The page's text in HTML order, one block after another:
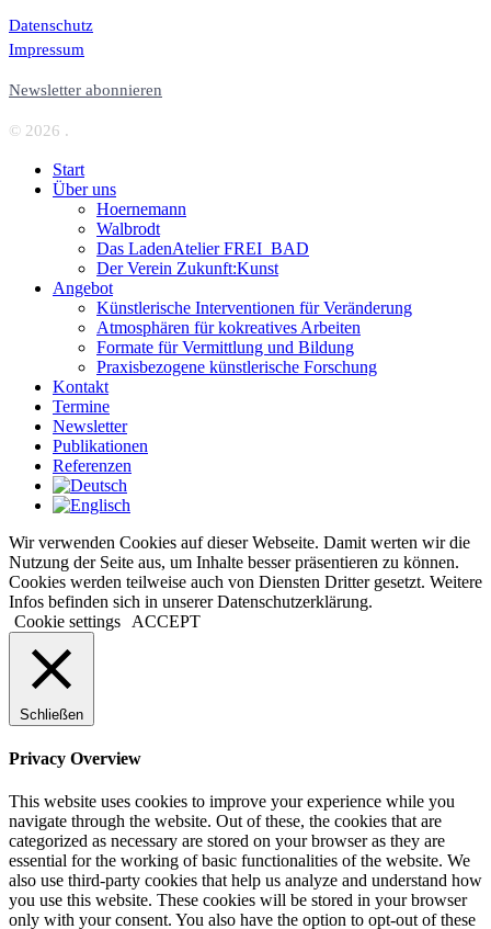
Datenschutz
Impressum
Newsletter abonnieren
© 2026 .
Start
Über uns
Hoernemann
Walbrodt
Das LadenAtelier FREI_BAD
Der Verein Zukunft:Kunst
Angebot
Künstlerische Interventionen für Veränderung
Atmosphären für kokreatives Arbeiten
Formate für Vermittlung und Bildung
Praxisbezogene künstlerische Forschung
Kontakt
Termine
Newsletter
Publikationen
Referenzen
Wir verwenden Cookies auf dieser Webseite. Damit werten wir die
Nutzung der Seite aus, um Inhalte besser präsentieren zu können.
Cookies werden teilweise auch von Diensten Dritter gesetzt. Weitere
Infos befinden sich in unserer Datenschutzerklärung.
Cookie settings
ACCEPT
Schließen
Privacy Overview
This website uses cookies to improve your experience while you
navigate through the website. Out of these, the cookies that are
categorized as necessary are stored on your browser as they are
essential for the working of basic functionalities of the website. We
also use third-party cookies that help us analyze and understand how
you use this website. These cookies will be stored in your browser
only with your consent. You also have the option to opt-out of these